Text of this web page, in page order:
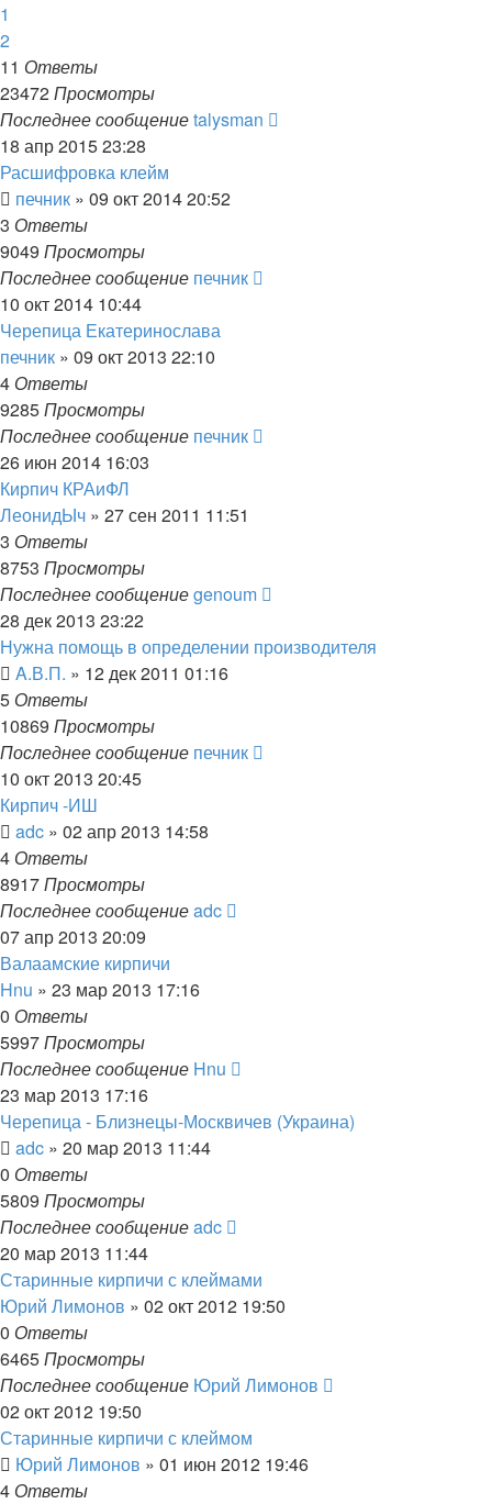
1
2
11 Ответы
23472Просмотры
Последнее сообщениеtalysman
18 апр 2015 23:28
Расшифровка клейм
печник » 09 окт 2014 20:52
3 Ответы
9049 Просмотры
Последнее сообщение печник
10 окт 2014 10:44
Черепица Екатеринослава
печник » 09 окт 2013 22:10
4 Ответы
9285Просмотры
Последнее сообщение печник
26 июн 2014 16:03
Кирпич КРАиФЛ
ЛеонидЫч » 27 сен 2011 11:51
3 Ответы
8753 Просмотры
Последнее сообщениеgenoum
28 дек 2013 23:22
Нужна помощь в определении производителя
A.В.П. » 12 дек 2011 01:16
5 Ответы
10869 Просмотры
Последнее сообщение печник
10 окт 2013 20:45
Кирпич -ИШ
adc » 02 апр 2013 14:58
4 Ответы
8917Просмотры
Последнее сообщениеadc
07 апр 2013 20:09
Валаамские кирпичи
Hnu » 23 мар 2013 17:16
0 Ответы
5997Просмотры
Последнее сообщение Hnu
23 мар 2013 17:16
Черепица - Близнецы-Москвичев (Украина)
adc » 20 мар 2013 11:44
0 Ответы
5809 Просмотры
Последнее сообщениеadc
20 мар 2013 11:44
Старинные кирпичи с клеймами
Юрий Лимонов » 02 окт 2012 19:50
0 Ответы
6465Просмотры
Последнее сообщение Юрий Лимонов
02 окт 2012 19:50
Старинные кирпичи с клеймом
Юрий Лимонов » 01 июн 2012 19:46
4 Ответы